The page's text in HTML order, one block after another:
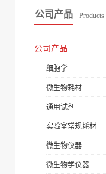
公司产品 Products
公司产品
细胞学
微生物耗材
通用试剂
实验室常规耗材
微生物仪器
微生物学仪器